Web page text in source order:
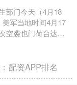
部门今天（4月18
军当地时间4月17
空袭也门荷台达省
死亡人数目前已上
配资APP排名